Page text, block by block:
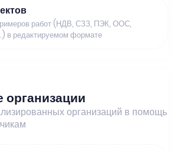
работ (НДВ, СЗЗ, ПЭК, ООС,
в редактируемом формате
организаций в помощь